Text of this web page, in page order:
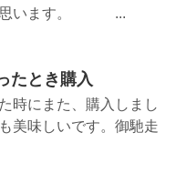
思います。 ...
たとき購入
時にまた、購入しまし
美味しいです。御馳走
。